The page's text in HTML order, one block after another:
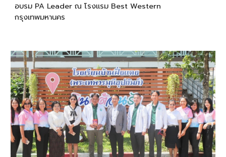
อบรม PA Leader ณ โรงแรม Best Western
กรุงเทพมหานคร